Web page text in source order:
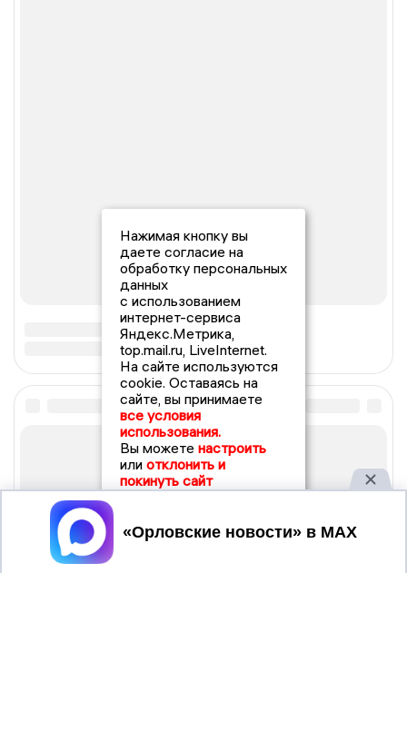
Нажимая кнопку вы
даете согласие на
обработку персональных
данных
с использованием
интернет-сервиса
Яндекс.Метрика,
top.mail.ru, LiveInternet.
На сайте используются
cookie. Оставаясь на
сайте, вы принимаете
все условия
использования.
Вы можете настроить
или отклонить и
покинуть сайт
Принять